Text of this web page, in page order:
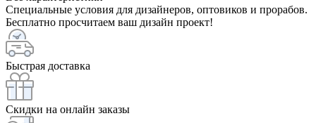
Специальные условия для дизайнеров, оптовиков и прорабов.
Бесплатно просчитаем ваш дизайн проект!
Быстрая доставка
Скидки на онлайн заказы